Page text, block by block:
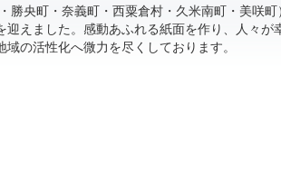
勝央町・奈義町・西粟倉村・久米南町・美咲町
えました。感動あふれる紙面を作り、人々が
の活性化へ微力を尽くしております。